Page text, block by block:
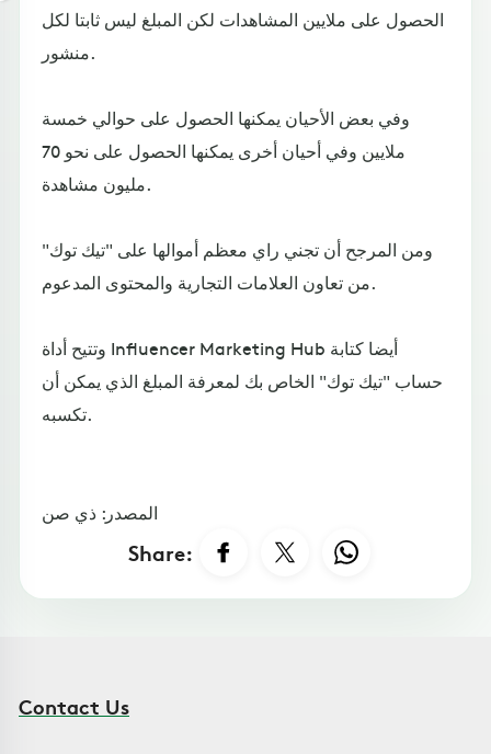
الحصول على ملايين المشاهدات لكن المبلغ ليس ثابتا لكل
منشور.
وفي بعض الأحيان يمكنها الحصول على حوالي خمسة
ملايين وفي أحيان أخرى يمكنها الحصول على نحو 70
مليون مشاهدة.
ومن المرجح أن تجني راي معظم أموالها على "تيك توك"
من تعاون العلامات التجارية والمحتوى المدعوم.
وتتيح أداة Influencer Marketing Hub أيضا كتابة
حساب "تيك توك" الخاص بك لمعرفة المبلغ الذي يمكن أن
تكسبه.
المصدر: ذي صن
Share:
Contact Us